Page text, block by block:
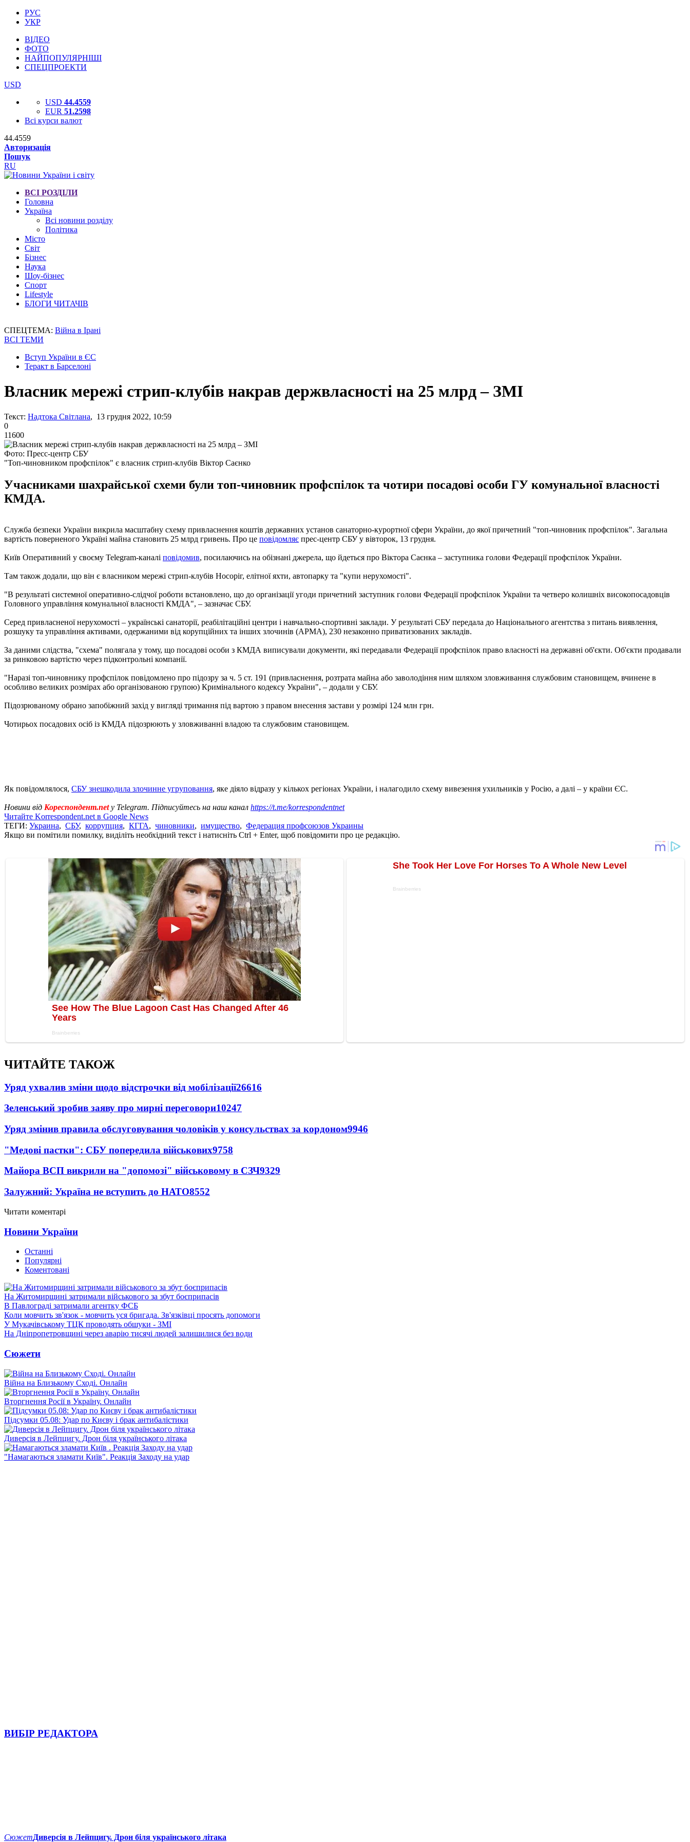
РУС
УКР
ВІДЕО
ФОТО
НАЙПОПУЛЯРНІШІ
СПЕЦПРОЕКТИ
USD
USD 44.4559
EUR 51.2598
Всі курси валют
44.4559
Авторизація
Пошук
RU
ВСІ РОЗДІЛИ
Головна
Україна
Всі новини розділу
Політика
Місто
Світ
Бізнес
Наука
Шоу-бізнес
Спорт
Lifestyle
БЛОГИ ЧИТАЧІВ
СПЕЦТЕМА: Війна в Ірані
ВСІ ТЕМИ
Вступ України в ЄС
Теракт в Барселоні
Власник мережі стрип-клубів накрав держвласності на 25 млрд – ЗМІ
Текст: Надтока Світлана, 13 грудня 2022, 10:59
0
11600
Фото: Пресс-центр СБУ
"Топ-чиновником профспілок" є власник стрип-клубів Віктор Саєнко
Учасниками шахрайської схеми були топ-чиновник профспілок та чотири посадові особи ГУ комунальної власності
КМДА.
Служба безпеки України викрила масштабну схему привласнення коштів державних установ санаторно-курортної сфери України, до якої причетний "топ-чиновник профспілок". Загальна
вартість поверненого Україні майна становить 25 млрд гривень. Про це повідомляє прес-центр СБУ у вівторок, 13 грудня.
Київ Оперативний у своєму Telegram-каналі повідомив, посилаючись на обізнані джерела, що йдеться про Віктора Саєнка – заступника голови Федерації профспілок України.
Там також додали, що він є власником мережі стрип-клубів Носоріг, елітної яхти, автопарку та "купи нерухомості".
"В результаті системної оперативно-слідчої роботи встановлено, що до організації угоди причетний заступник голови Федерації профспілок України та четверо колишніх високопосадовців
Головного управління комунальної власності КМДА", – зазначає СБУ.
Серед привласненої нерухомості – українські санаторії, реабілітаційні центри і навчально-спортивні заклади. У результаті СБУ передала до Національного агентства з питань виявлення,
розшуку та управління активами, одержаними від корупційних та інших злочинів (АРМА), 230 незаконно приватизованих закладів.
За даними слідства, "схема" полягала у тому, що посадові особи з КМДА виписували документи, які передавали Федерації профспілок право власності на державні об'єкти. Об'єкти продавали
за ринковою вартістю через підконтрольні компанії.
"Наразі топ-чиновнику профспілок повідомлено про підозру за ч. 5 ст. 191 (привласнення, розтрата майна або заволодіння ним шляхом зловживання службовим становищем, вчинене в
особливо великих розмірах або організованою групою) Кримінального кодексу України", – додали у СБУ.
Підозрюваному обрано запобіжний захід у вигляді тримання під вартою з правом внесення застави у розмірі 124 млн грн.
Чотирьох посадових осіб із КМДА підозрюють у зловживанні владою та службовим становищем.
Як повідомлялося, СБУ знешкодила злочинне угруповання, яке діяло відразу у кількох регіонах України, і налагодило схему вивезення ухильників у Росію, а далі – у країни ЄС.
Новини від Кореспондент.netу Telegram. Підписуйтесь на наш канал https://t.me/korrespondentnet
Читайте Korrespondent.net в Google News
ТЕГИ: Украина, СБУ, коррупция, КГГА, чиновники, имущество, Федерация профсоюзов Украины
Якщо ви помітили помилку, виділіть необхідний текст і натисніть Ctrl + Enter, щоб повідомити про це редакцію.
ЧИТАЙТЕ ТАКОЖ
Уряд ухвалив зміни щодо відстрочки від мобілізації26616
Зеленський зробив заяву про мирні переговори10247
Уряд змінив правила обслуговування чоловіків у консульствах за кордоном9946
"Медові пастки": СБУ попередила військових9758
Майора ВСП викрили на "допомозі" військовому в СЗЧ9329
Залужний: Україна не вступить до НАТО8552
Читати коментарі
Новини України
Останні
Популярні
Коментовані
На Житомирщині затримали військового за збут боєприпасів
В Павлограді затримали агентку ФСБ
Коли мовчить зв'язок - мовчить уся бригада. Зв'язківці просять допомоги
У Мукачівському ТЦК проводять обшуки - ЗМІ
На Дніпропетровщині через аварію тисячі людей залишилися без води
Сюжети
Війна на Близькому Сході. Онлайн
Вторгнення Росії в Україну. Онлайн
Підсумки 05.08: Удар по Києву і брак антибалістики
Диверсія в Лейпцигу. Дрон біля українського літака
"Намагаються зламати Київ". Реакція Заходу на удар
ВИБІР РЕДАКТОРА
СюжетДиверсія в Лейпцигу. Дрон біля українського літака